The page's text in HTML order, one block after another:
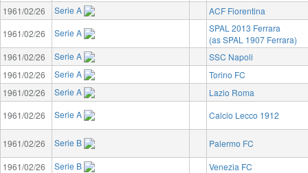
1961/02/26
Serie A
ACF Fiorentina
1961/02/26
Serie A
SPAL 2013 Ferrara
(as SPAL 1907 Ferrara)
1961/02/26
Serie A
SSC Napoli
1961/02/26
Serie A
Torino FC
1961/02/26
Serie A
Lazio Roma
1961/02/26
Serie A Calcio Lecco 1912
1961/02/26 Serie B
Palermo FC
1961/02/26
Serie B
Venezia FC